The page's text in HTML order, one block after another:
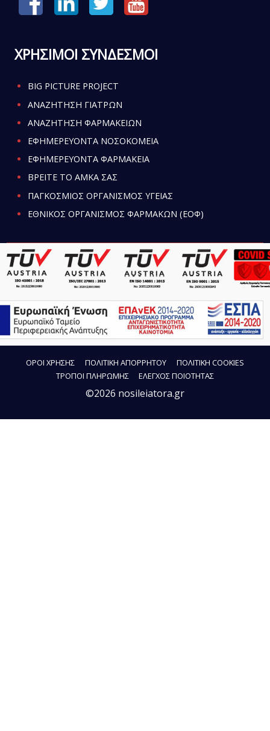
ΧΡΗΣΙΜΟΙ ΣΥΝΔΕΣΜΟΙ
BIG PICTURE PROJECT
ΑΝΑΖΗΤΗΣΗ ΓΙΑΤΡΩΝ
ΑΝΑΖΗΤΗΣΗ ΦΑΡΜΑΚΕΙΩΝ
ΕΦΗΜΕΡΕΥΟΝΤΑ ΝΟΣΟΚΟΜΕΙΑ
ΕΦΗΜΕΡΕΥΟΝΤΑ ΦΑΡΜΑΚΕΙΑ
ΒΡΕΙΤΕ ΤΟ ΑΜΚΑ ΣΑΣ
ΠΑΓΚΟΣΜΙΟΣ ΟΡΓΑΝΙΣΜΟΣ ΥΓΕΙΑΣ
ΕΘΝΙΚΟΣ ΟΡΓΑΝΙΣΜΟΣ ΦΑΡΜΑΚΩΝ (ΕΟΦ)
ΟΡΟΙ ΧΡΗΣΗΣ ΠΟΛΙΤΙΚΗ ΑΠΟΡΡΗΤΟΥ
ΠΟΛΙΤΙΚΗ COOKIES
ΤΡΟΠΟΙ ΠΛΗΡΩΜΗΣ
ΕΛΕΓΧΟΣ ΠΟΙΟΤΗΤΑΣ
©2026 nosileiatora.gr